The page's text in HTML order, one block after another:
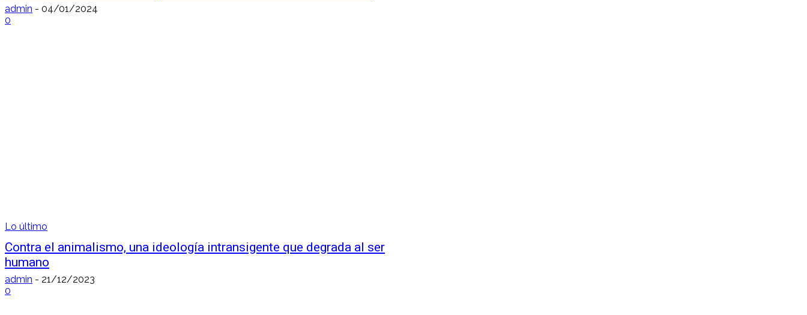
admin - 04/01/2024
0
Lo último
Contra el animalismo, una ideología intransigente que degrada al ser
humano
admin - 21/12/2023
0